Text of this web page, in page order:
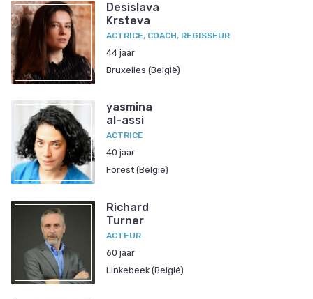
Desislava
Krsteva
ACTRICE, COACH, REGISSEUR
44 jaar
Bruxelles (België)
yasmina
al-assi
ACTRICE
40 jaar
Forest (België)
Richard
Turner
ACTEUR
60 jaar
Linkebeek (België)